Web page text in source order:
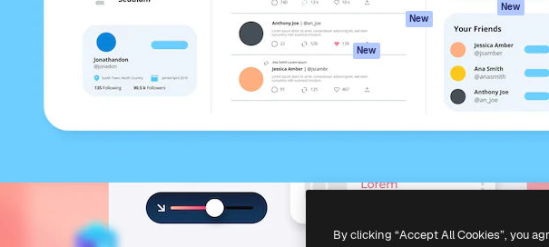
MCP para
Claude/ChatGPT
New
Agentes New
API
App móvel
ferramentas
New
Política de cookies
Central de
confiabilidade
Afiliados
2026Freepik Company S.L.U. Todos os direitos reservados.
By clicking “Accept All Cookies”, you